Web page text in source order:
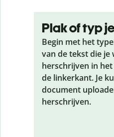
Plak of typ
Begin met het
van de tekst die je
herschrijven in
de linkerkant. Je
document
herschrijven.